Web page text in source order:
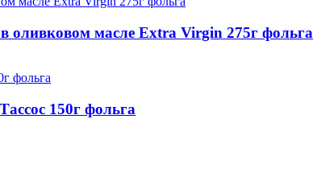
масле Extra Virgin 275г фольга
150г фольга